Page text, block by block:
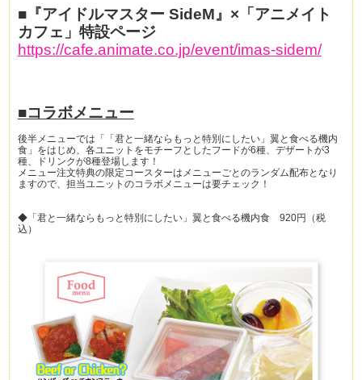
■『アイドルマスター SideM』×「アニメイト
カフェ」特設ページ
https://cafe.animate.co.jp/event/imas-sidem/
■コラボメニュー
後半メニューでは「「君と一緒ならもっと特別にしたい」翼と食べる機内
食」をはじめ、各ユニットをモチーフとしたフードが6種、デザートが3
種、ドリンクが8種登場します！
メニュー注文特典の限定コースターはメニューごとのランダム配布となり
ますので、担当ユニットのコラボメニューは要チェック！
◆「君と一緒ならもっと特別にしたい」翼と食べる機内食 920円（税
込）